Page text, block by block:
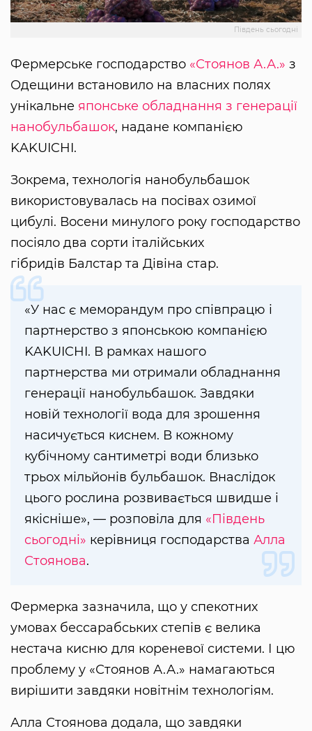
Південь сьогодні
Фермерське господарство «Стоянов А.А.» з
Одещини встановило на власних полях
унікальне японське обладнання з генерації
нанобульбашок, надане компанією
KAKUICHI.
Зокрема, технологія нанобульбашок
використовувалась на посівах озимої
цибулі. Восени минулого року господарство
посіяло два сорти італійських
гібридів Балстар та Дівіна стар.
«У нас є меморандум про співпрацю і
партнерство з японською компанією
KAKUICHI. В рамках нашого
партнерства ми отримали обладнання
генерації нанобульбашок. Завдяки
новій технології вода для зрошення
насичується киснем. В кожному
кубічному сантиметрі води близько
трьох мільйонів бульбашок. Внаслідок
цього рослина розвивається швидше і
якісніше», — розповіла для «Південь
сьогодні» керівниця господарства Алла
Стоянова.
Фермерка зазначила, що у спекотних
умовах бессарабських степів є велика
нестача кисню для кореневої системи. І цю
проблему у «Стоянов А.А.» намагаються
вирішити завдяки новітнім технологіям.
Алла Стоянова додала, що завдяки